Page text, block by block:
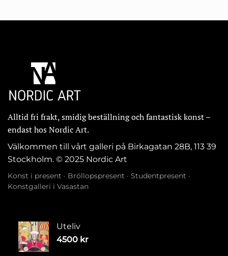
Alltid fri frakt, smidig beställning och fantastisk konst –
endast hos Nordic Art.
Välkommen till vårt galleri på Birkagatan 28B, 113 39
Stockholm. © 2025 Nordic Art
Konst i present · Bröllopspresent · Studentpresent ·
Konstgalleri i Vasastan
Uteliv
4500 kr